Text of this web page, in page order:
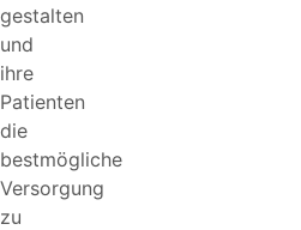
gestalten
und
ihre
Patienten
die
bestmögliche
Versorgung
zu